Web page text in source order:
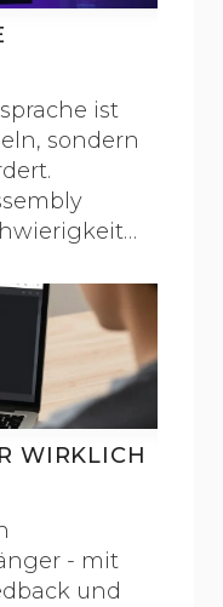
ist
sondern
WIRKLICH
- mit
und